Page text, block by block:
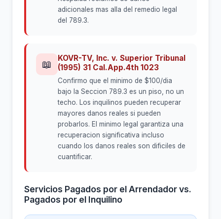
adicionales mas alla del remedio legal
del 789.3.
📖
KOVR-TV, Inc. v. Superior Tribunal
(1995) 31 Cal.App.4th 1023
Confirmo que el minimo de $100/dia
bajo la Seccion 789.3 es un piso, no un
techo. Los inquilinos pueden recuperar
mayores danos reales si pueden
probarlos. El minimo legal garantiza una
recuperacion significativa incluso
cuando los danos reales son dificiles de
cuantificar.
Servicios Pagados por el Arrendador vs.
Pagados por el Inquilino